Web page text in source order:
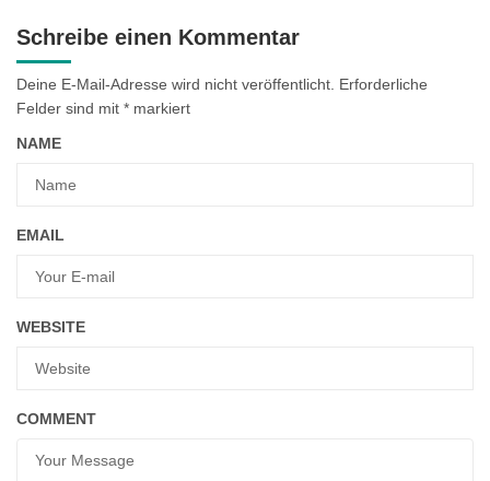
Schreibe einen Kommentar
Deine E-Mail-Adresse wird nicht veröffentlicht. Erforderliche
Felder sind mit * markiert
NAME
EMAIL
WEBSITE
COMMENT